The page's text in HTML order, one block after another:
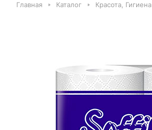
Главная Каталог Красота, Гигиена